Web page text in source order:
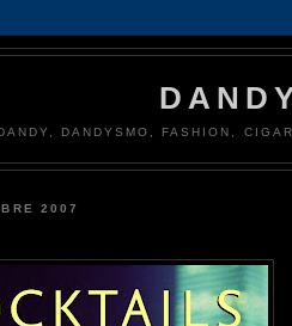
DANDYSMO, FASHION,
2007